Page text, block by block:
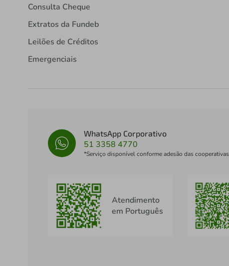
Consulta Cheque
Extratos da Fundeb
Leilões de Créditos
Emergenciais
WhatsApp Corporativo
51 3358 4770
*Serviço disponível conforme adesão das cooperativas
Atendimento
em Português